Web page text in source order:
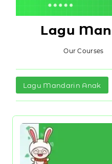
Lagu
Our Courses
Lagu Mandarin Anak